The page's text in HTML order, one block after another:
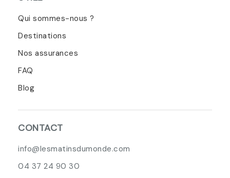
Qui sommes-nous ?
Destinations
Nos assurances
FAQ
Blog
CONTACT
info@lesmatinsdumonde.com
04 37 24 90 30